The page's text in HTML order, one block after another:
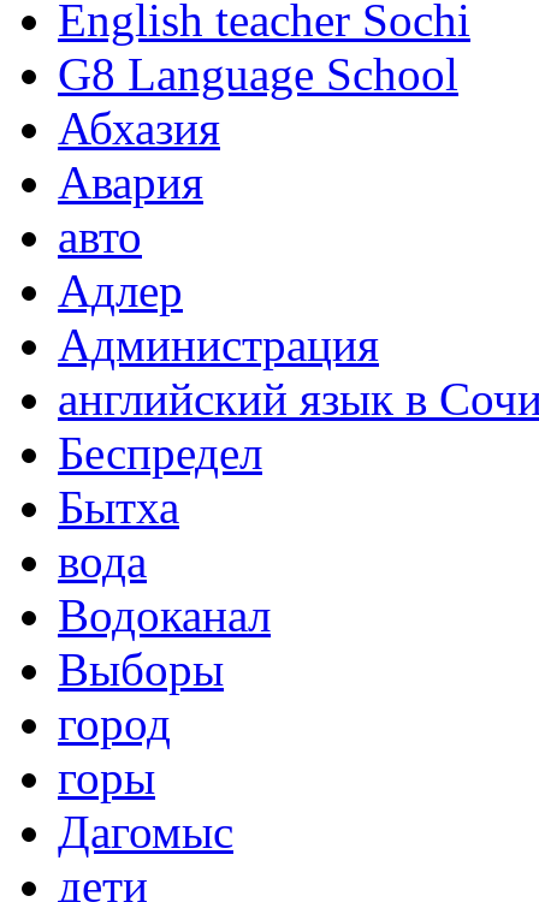
English teacher Sochi
G8 Language School
Абхазия
Авария
авто
Адлер
Администрация
английский язык в
Беспредел
Бытха
вода
Водоканал
Выборы
город
горы
Дагомыс
дети